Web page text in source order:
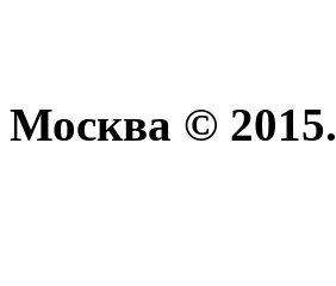
Москва © 2015.